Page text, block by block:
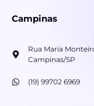
Campinas
Rua Maria
Campinas/SP
(19) 99702 6969